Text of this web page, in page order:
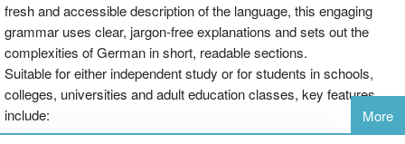
fresh and accessible description of the language, this engaging
grammar uses clear, jargon-free explanations and sets out the
complexities of German in short, readable sections.
Suitable for either independent study or for students in schools,
colleges, universities and adult education classes, key features
include:
More